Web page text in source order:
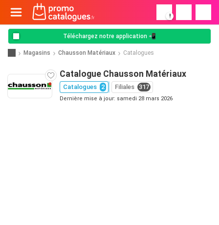
!
Téléchargez notre application 📲
Magasins Chausson Matériaux Catalogues
Catalogue Chausson Matériaux
Catalogues 2 Filiales 317
Dernière mise à jour: samedi 28 mars 2026